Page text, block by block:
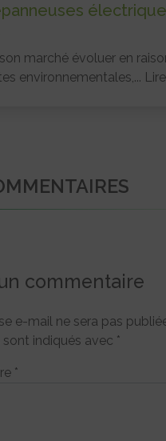
marché évoluer en
environnementales,...
commentaire
e-mail ne sera pas
indiqués avec *
*